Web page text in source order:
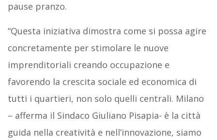
pause pranzo.
“Questa iniziativa dimostra come si possa agire
concretamente per stimolare le nuove
imprenditoriali creando occupazione e
favorendo la crescita sociale ed economica di
tutti i quartieri, non solo quelli centrali. Milano
– afferma il Sindaco Giuliano Pisapia- è la città
guida nella creatività e nell’innovazione, siamo